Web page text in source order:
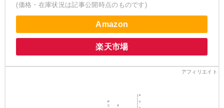
(価格・在庫状況は記事公開時点のものです)
Amazon
楽天市場